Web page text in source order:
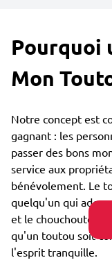
Pourquoi
Mon
Notre concept est
gagnant : les
passer des bons
service aux
bénévolement. Le
quelqu'un qui
et le chouchouter.
qu'un toutou soit
l'esprit tranquille.